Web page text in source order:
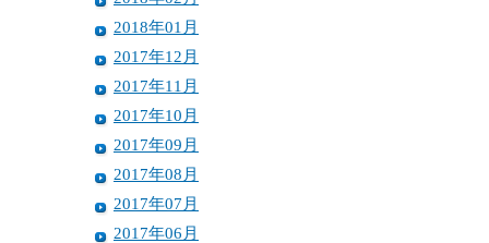
2018年01月
2017年12月
2017年11月
2017年10月
2017年09月
2017年08月
2017年07月
2017年06月